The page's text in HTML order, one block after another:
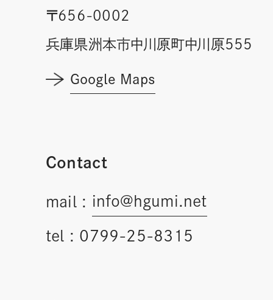
〒656-0002
兵庫県洲本市中川原町中川原555
Google Maps
Contact
mail : info@hgumi.net
tel : 0799-25-8315